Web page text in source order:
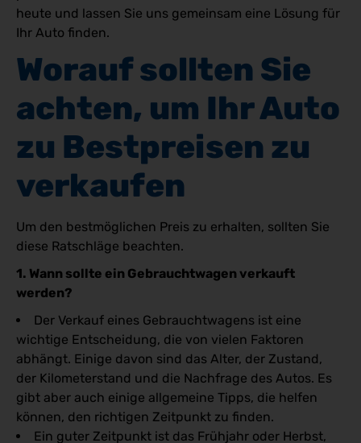
heute und lassen Sie uns gemeinsam eine Lösung für
Ihr Auto finden.
Worauf sollten Sie
achten, um Ihr Auto
zu Bestpreisen zu
verkaufen
Um den bestmöglichen Preis zu erhalten, sollten Sie
diese Ratschläge beachten.
1. Wann sollte ein Gebrauchtwagen verkauft
werden?
Der Verkauf eines Gebrauchtwagens ist eine
wichtige Entscheidung, die von vielen Faktoren
abhängt. Einige davon sind das Alter, der Zustand,
der Kilometerstand und die Nachfrage des Autos. Es
gibt aber auch einige allgemeine Tipps, die helfen
können, den richtigen Zeitpunkt zu finden.
Ein guter Zeitpunkt ist das Frühjahr oder Herbst,